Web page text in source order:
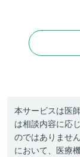
本サービスは医
は相談内容に応
のではありませ
において、医療